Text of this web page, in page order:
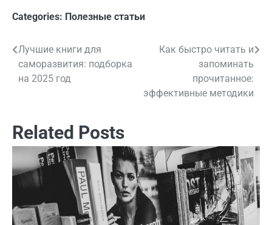
Categories: Полезные статьи
Навигация
по
Лучшие книги для
саморазвития: подборка
на 2025 год
Как быстро читать и
запоминать
прочитанное:
эффективные методики
Related Posts